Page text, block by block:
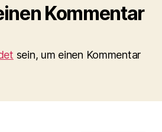
Kommentar
sein, um einen Kommentar